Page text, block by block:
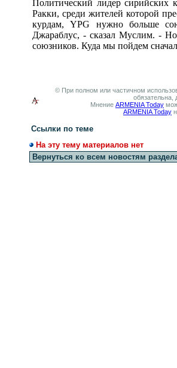
Политический лидер сирийских
Ракки, среди жителей которой
курдам, YPG нужно больше
Джараблус, - сказал Муслим. -
союзников. Куда мы пойдем
© При полном или частичном
обязательна,
Мнение ARMENIA Today
ARMENIA Today
Ссылки по теме
На эту тему материалов нет
Вернуться ко всем новостям